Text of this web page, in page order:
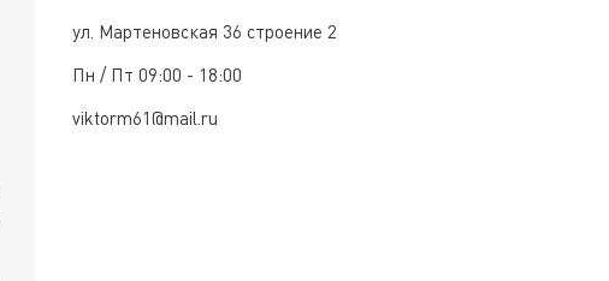
ул. Мартеновская 36 строение 2
Пн / Пт 09:00 - 18:00
viktorm61@mail.ru